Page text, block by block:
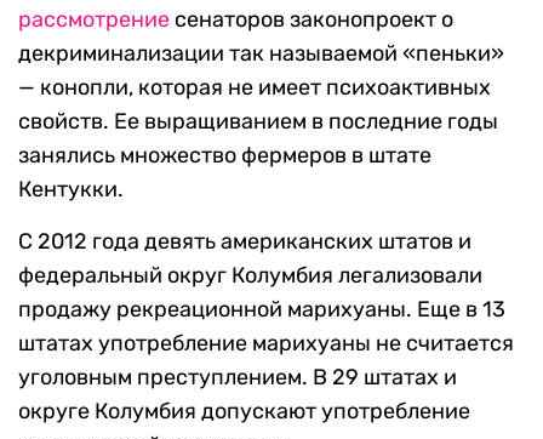
рассмотрение сенаторов законопроект о
декриминализации так называемой «пеньки»
— конопли, которая не имеет психоактивных
свойств. Ее выращиванием в последние годы
занялись множество фермеров в штате
Кентукки.
С 2012 года девять американских штатов и
федеральный округ Колумбия легализовали
продажу рекреационной марихуаны. Еще в 13
штатах употребление марихуаны не считается
уголовным преступлением. В 29 штатах и
округе Колумбия допускают употребление